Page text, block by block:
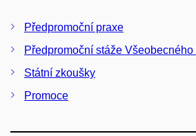
Předpromoční praxe
Předpromoční stáže
Státní zkoušky
Promoce